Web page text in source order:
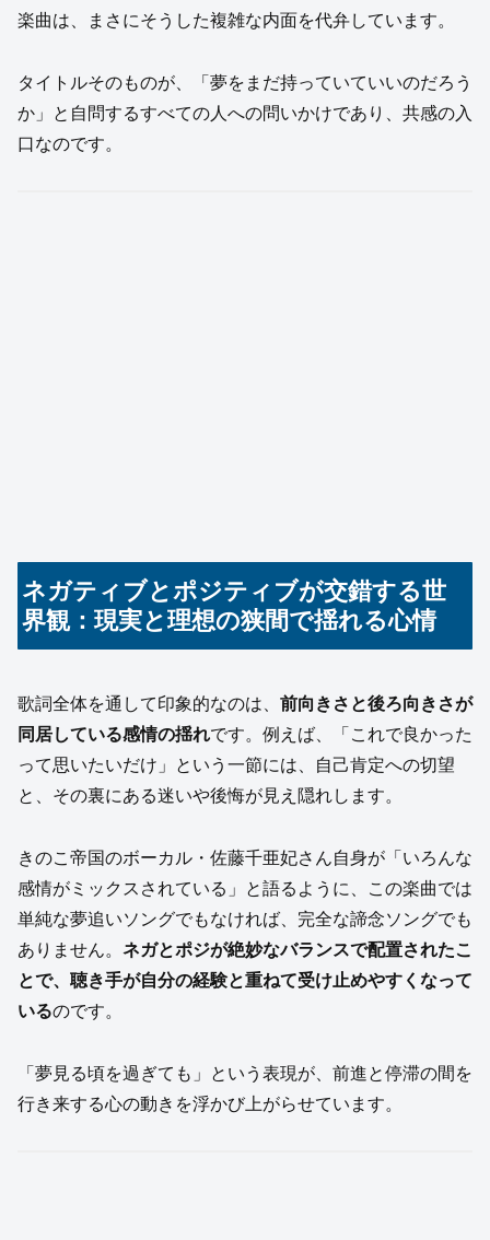
楽曲は、まさにそうした複雑な内面を代弁しています。
タイトルそのものが、「夢をまだ持っていていいのだろう
か」と自問するすべての人への問いかけであり、共感の入
口なのです。
ネガティブとポジティブが交錯する世
界観：現実と理想の狭間で揺れる心情
歌詞全体を通して印象的なのは、 前向きさと後ろ向きさが
同居している感情の揺れです。例えば、「これで良かった
って思いたいだけ」という一節には、自己肯定への切望
と、その裏にある迷いや後悔が見え隠れします。
きのこ帝国のボーカル・佐藤千亜妃さん自身が「いろんな
感情がミックスされている」と語るように、この楽曲では
単純な夢追いソングでもなければ、完全な諦念ソングでも
ありません。 ネガとポジが絶妙なバランスで配置されたこ
とで、聴き手が自分の経験と重ねて受け止めやすくなって
いるのです。
「夢見る頃を過ぎても」という表現が、前進と停滞の間を
行き来する心の動きを浮かび上がらせています。